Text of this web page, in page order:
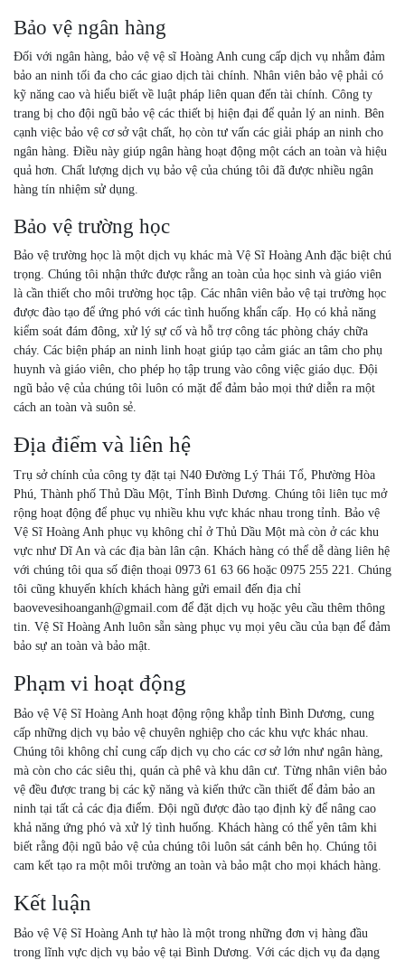
Bảo vệ ngân hàng
Đối với ngân hàng, bảo vệ vệ sĩ Hoàng Anh cung cấp dịch vụ nhằm đảm
bảo an ninh tối đa cho các giao dịch tài chính. Nhân viên bảo vệ phải có
kỹ năng cao và hiểu biết về luật pháp liên quan đến tài chính. Công ty
trang bị cho đội ngũ bảo vệ các thiết bị hiện đại để quản lý an ninh. Bên
cạnh việc bảo vệ cơ sở vật chất, họ còn tư vấn các giải pháp an ninh cho
ngân hàng. Điều này giúp ngân hàng hoạt động một cách an toàn và hiệu
quả hơn. Chất lượng dịch vụ bảo vệ của chúng tôi đã được nhiều ngân
hàng tín nhiệm sử dụng.
Bảo vệ trường học
Bảo vệ trường học là một dịch vụ khác mà Vệ Sĩ Hoàng Anh đặc biệt chú
trọng. Chúng tôi nhận thức được rằng an toàn của học sinh và giáo viên
là cần thiết cho môi trường học tập. Các nhân viên bảo vệ tại trường học
được đào tạo để ứng phó với các tình huống khẩn cấp. Họ có khả năng
kiểm soát đám đông, xử lý sự cố và hỗ trợ công tác phòng cháy chữa
cháy. Các biện pháp an ninh linh hoạt giúp tạo cảm giác an tâm cho phụ
huynh và giáo viên, cho phép họ tập trung vào công việc giáo dục. Đội
ngũ bảo vệ của chúng tôi luôn có mặt để đảm bảo mọi thứ diễn ra một
cách an toàn và suôn sẻ.
Địa điểm và liên hệ
Trụ sở chính của công ty đặt tại N40 Đường Lý Thái Tổ, Phường Hòa
Phú, Thành phố Thủ Dầu Một, Tỉnh Bình Dương. Chúng tôi liên tục mở
rộng hoạt động để phục vụ nhiều khu vực khác nhau trong tỉnh. Bảo vệ
Vệ Sĩ Hoàng Anh phục vụ không chỉ ở Thủ Dầu Một mà còn ở các khu
vực như Dĩ An và các địa bàn lân cận. Khách hàng có thể dễ dàng liên hệ
với chúng tôi qua số điện thoại 0973 61 63 66 hoặc 0975 255 221. Chúng
tôi cũng khuyến khích khách hàng gửi email đến địa chỉ
baovevesihoanganh@gmail.com để đặt dịch vụ hoặc yêu cầu thêm thông
tin. Vệ Sĩ Hoàng Anh luôn sẵn sàng phục vụ mọi yêu cầu của bạn để đảm
bảo sự an toàn và bảo mật.
Phạm vi hoạt động
Bảo vệ Vệ Sĩ Hoàng Anh hoạt động rộng khắp tỉnh Bình Dương, cung
cấp những dịch vụ bảo vệ chuyên nghiệp cho các khu vực khác nhau.
Chúng tôi không chỉ cung cấp dịch vụ cho các cơ sở lớn như ngân hàng,
mà còn cho các siêu thị, quán cà phê và khu dân cư. Từng nhân viên bảo
vệ đều được trang bị các kỹ năng và kiến thức cần thiết để đảm bảo an
ninh tại tất cả các địa điểm. Đội ngũ được đào tạo định kỳ để nâng cao
khả năng ứng phó và xử lý tình huống. Khách hàng có thể yên tâm khi
biết rằng đội ngũ bảo vệ của chúng tôi luôn sát cánh bên họ. Chúng tôi
cam kết tạo ra một môi trường an toàn và bảo mật cho mọi khách hàng.
Kết luận
Bảo vệ Vệ Sĩ Hoàng Anh tự hào là một trong những đơn vị hàng đầu
trong lĩnh vực dịch vụ bảo vệ tại Bình Dương. Với các dịch vụ đa dạng